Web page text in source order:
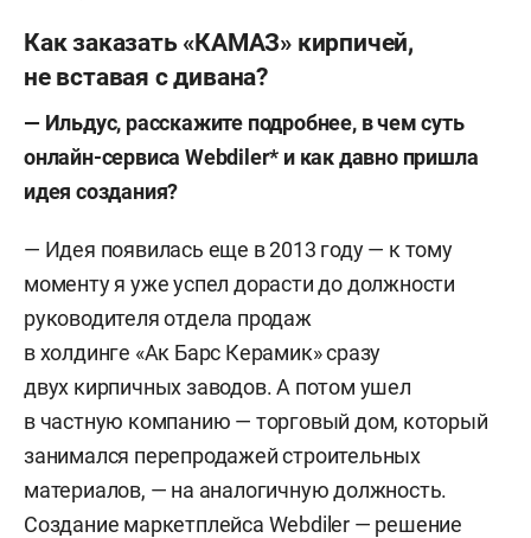
Как заказать «КАМАЗ» кирпичей,
не вставая с дивана?
— Ильдус, расскажите подробнее, в чем суть
онлайн-сервиса Webdiler* и как давно пришла
идея создания?
— Идея появилась еще в 2013 году — к тому
моменту я уже успел дорасти до должности
руководителя отдела продаж
в холдинге «Ак Барс Керамик» сразу
двух кирпичных заводов. А потом ушел
в частную компанию — торговый дом, который
занимался перепродажей строительных
материалов, — на аналогичную должность.
Создание маркетплейса Webdiler — решение